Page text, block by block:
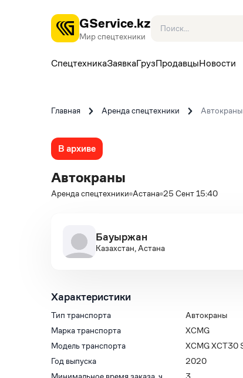
GService.kz
Мир спецтехники
СпецтехникаЗаявкаГрузПродавцыНовости
Главная Аренда спецтехники Автокраны
В архиве
Автокраны
Аренда спецтехники Астана 25 Сент 15:40
Бауыржан
Казахстан, Астана
Характеристики
Тип транспорта
Автокраны
Марка транспорта
XCMG
Модель транспорта
XCMG XCT30
Год выпуска
2020